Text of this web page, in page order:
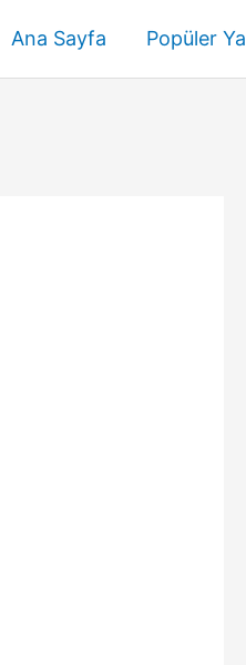
Ana Sayfa Popüler